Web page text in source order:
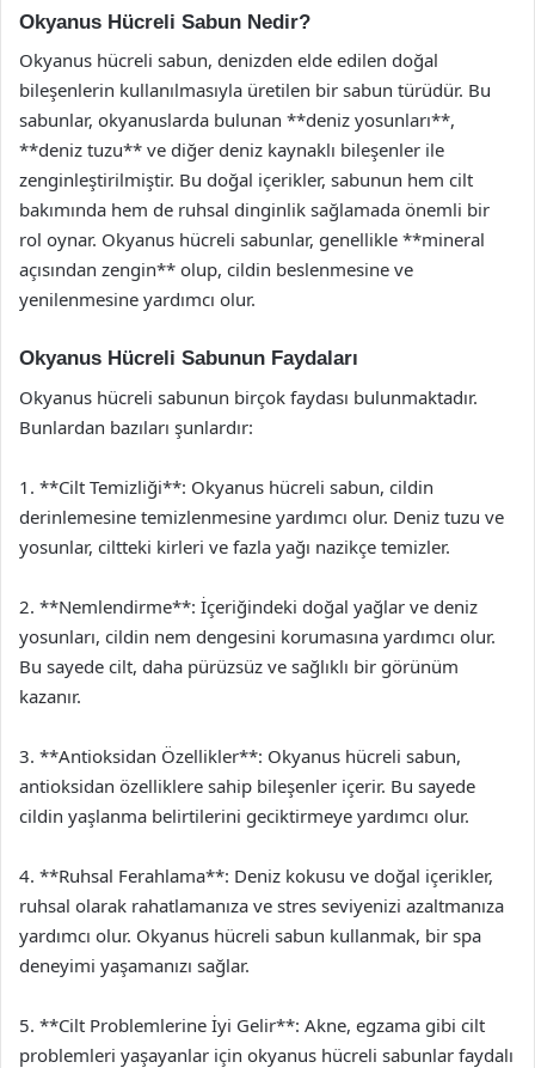
Okyanus Hücreli Sabun Nedir?
Okyanus hücreli sabun, denizden elde edilen doğal
bileşenlerin kullanılmasıyla üretilen bir sabun türüdür. Bu
sabunlar, okyanuslarda bulunan **deniz yosunları**,
**deniz tuzu** ve diğer deniz kaynaklı bileşenler ile
zenginleştirilmiştir. Bu doğal içerikler, sabunun hem cilt
bakımında hem de ruhsal dinginlik sağlamada önemli bir
rol oynar. Okyanus hücreli sabunlar, genellikle **mineral
açısından zengin** olup, cildin beslenmesine ve
yenilenmesine yardımcı olur.
Okyanus Hücreli Sabunun Faydaları
Okyanus hücreli sabunun birçok faydası bulunmaktadır.
Bunlardan bazıları şunlardır:
1. **Cilt Temizliği**: Okyanus hücreli sabun, cildin
derinlemesine temizlenmesine yardımcı olur. Deniz tuzu ve
yosunlar, ciltteki kirleri ve fazla yağı nazikçe temizler.
2. **Nemlendirme**: İçeriğindeki doğal yağlar ve deniz
yosunları, cildin nem dengesini korumasına yardımcı olur.
Bu sayede cilt, daha pürüzsüz ve sağlıklı bir görünüm
kazanır.
3. **Antioksidan Özellikler**: Okyanus hücreli sabun,
antioksidan özelliklere sahip bileşenler içerir. Bu sayede
cildin yaşlanma belirtilerini geciktirmeye yardımcı olur.
4. **Ruhsal Ferahlama**: Deniz kokusu ve doğal içerikler,
ruhsal olarak rahatlamanıza ve stres seviyenizi azaltmanıza
yardımcı olur. Okyanus hücreli sabun kullanmak, bir spa
deneyimi yaşamanızı sağlar.
5. **Cilt Problemlerine İyi Gelir**: Akne, egzama gibi cilt
problemleri yaşayanlar için okyanus hücreli sabunlar faydalı